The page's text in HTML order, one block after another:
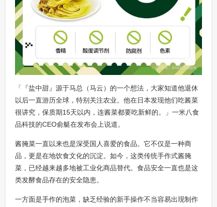
「『盐中甜』源于马总（马云）的一个想法，大家知道他退休
以后一直游历全球，特别关注农业。他在日本发现他们吃酱菜
很讲究，保质期15天以内，连酱菜都要吃新鲜的。」一米八食
品科技的CEO俞艇在发布会上说道。
酱腌菜一直以来也是深受国人喜爱的食品。它不仅是一种商
品，更是在地饮食文化的沉淀。如今，这类传统手作式酱腌
菜，已经越来越多地被工业化商品替代。食品安全一直也是这
类发酵食品存在的安全隐患。
一方面是手作的泡菜，缺乏经验的新手操作不当容易出现制作